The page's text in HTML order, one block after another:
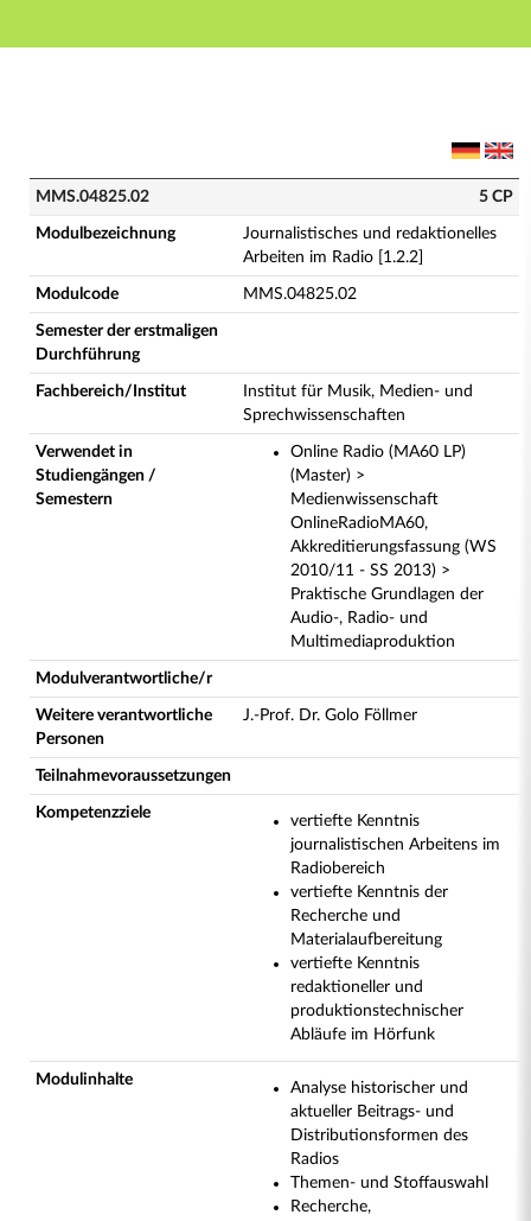
Hauptnavigation
MMS.04825.02 - Journalistisches und
MMS.04825.02 5 CP
Modulbezeichnung
Journalistisches und redaktionelles
Arbeiten im Radio [1.2.2]
Modulcode MMS.04825.02
Semester der erstmaligen
Durchführung
Fachbereich/Institut
Institut für Musik, Medien- und
Sprechwissenschaften
Verwendet in
Studiengängen /
Semestern
Online Radio (MA60 LP)
(Master) >
Medienwissenschaft
OnlineRadioMA60,
Akkreditierungsfassung (WS
2010/11 - SS 2013) >
Praktische Grundlagen der
Audio-, Radio- und
Multimediaproduktion
Modulverantwortliche/r
Weitere verantwortliche
Personen
J.-Prof. Dr. Golo Föllmer
Teilnahmevoraussetzungen
Kompetenzziele
vertiefte Kenntnis
journalistischen Arbeitens im
Radiobereich
vertiefte Kenntnis der
Recherche und
Materialaufbereitung
vertiefte Kenntnis
redaktioneller und
produktionstechnischer
Abläufe im Hörfunk
Modulinhalte
Analyse historischer und
aktueller Beitrags- und
Distributionsformen des
Radios
Themen- und Stoffauswahl
Recherche,